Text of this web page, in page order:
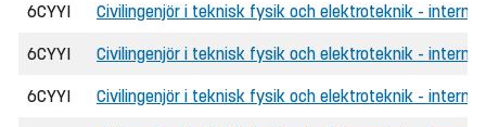
6CYYI Civilingenjör i teknisk fysik och elektroteknik -
6CYYI Civilingenjör i teknisk fysik och elektroteknik -
6CYYI Civilingenjör i teknisk fysik och elektroteknik -